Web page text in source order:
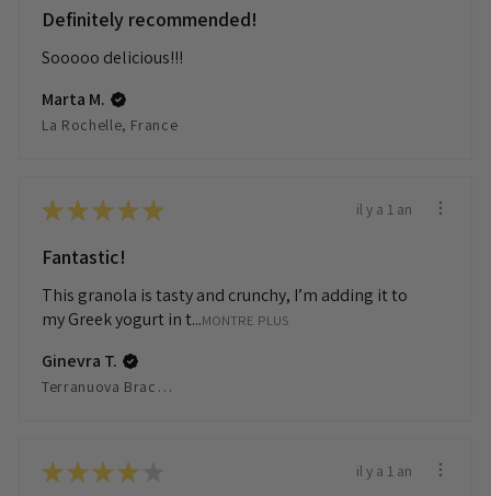
Definitely recommended!
Sooooo delicious!!!
Marta M.
La Rochelle, France
★★★★★ il y a 1 an
Fantastic!
This granola is tasty and crunchy, I’m adding it to
my Greek yogurt in t...MONTRE PLUS
Ginevra T.
Terranuova Bracciolini, Italy
★★★★ il y a 1 an